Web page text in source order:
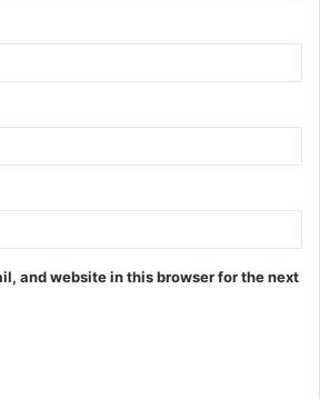
and website in this browser for the next